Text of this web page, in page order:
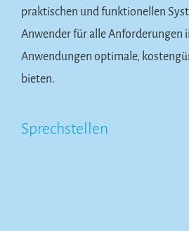
praktischen und funktionellen
Anwender für alle Anforderungen
Anwendungen optimale,
bieten.
Sprechstellen